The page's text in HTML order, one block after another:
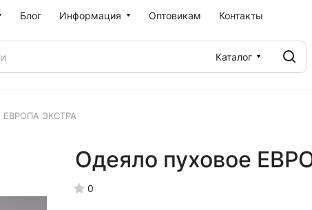
Блог Информация Оптовикам Контакты
Каталог
ЕВРОПА ЭКСТРА
Одеяло пуховое
0